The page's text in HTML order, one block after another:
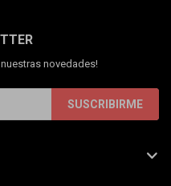
novedades!
SUSCRIBIRME